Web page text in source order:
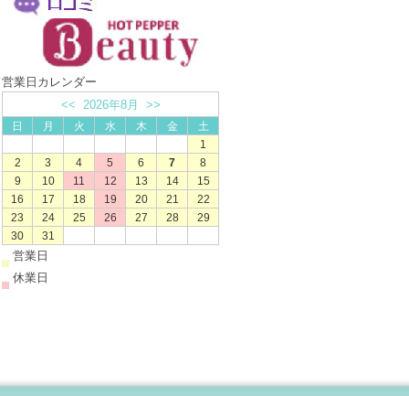
営業日カレンダー
<< 2026年8月 >>
日 月 火 水 木 金
土
1
2
3 4 5 6 7
8
9
10 11 12 13 14
15
16
17 18 19 20 21
22
23
24 25 26 27 28
29
30
31
営業日
休業日